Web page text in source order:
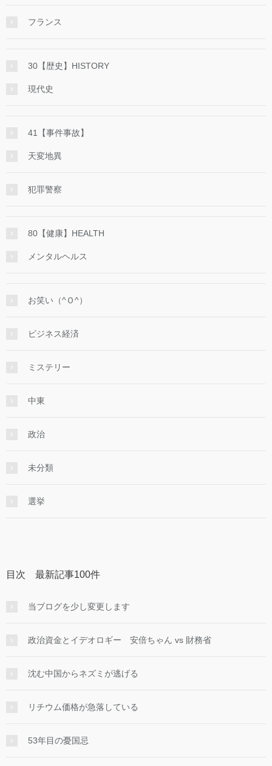
フランス
30【歴史】HISTORY
現代史
41【事件事故】
天変地異
犯罪警察
80【健康】HEALTH
メンタルヘルス
お笑い（^Ｏ^）
ビジネス経済
ミステリー
中東
政治
未分類
選挙
目次 最新記事100件
当ブログを少し変更します
政治資金とイデオロギー 安倍ちゃん vs 財務省
沈む中国からネズミが逃げる
リチウム価格が急落している
53年目の憂国忌